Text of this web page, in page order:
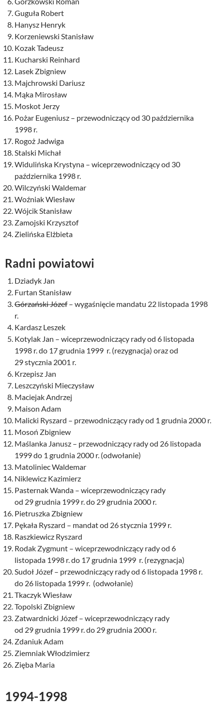
Guguła Robert
Hanysz Henryk
Korzeniewski Stanisław
Kozak Tadeusz
Kucharski Reinhard
Lasek Zbigniew
Majchrowski Dariusz
Mąka Mirosław
Moskot Jerzy
Pożar Eugeniusz – przewodniczący od 30 października
1998 r.
Rogoż Jadwiga
Stalski Michał
Widulińska Krystyna – wiceprzewodniczący od 30
października 1998 r.
Wilczyński Waldemar
Woźniak Wiesław
Wójcik Stanisław
Zamojski Krzysztof
Zielińska Elżbieta
Radni powiatowi
Dziadyk Jan
Furtan Stanisław
Górzański Józef– wygaśnięcie mandatu 22 listopada 1998
r.
Kardasz Leszek
Kotylak Jan – wiceprzewodniczący rady od 6 listopada
1998 r. do 17 grudnia 1999 r. (rezygnacja) oraz od
29 stycznia 2001 r.
Krzepisz Jan
Leszczyński Mieczysław
Maciejak Andrzej
Maison Adam
Malicki Ryszard – przewodniczący rady od 1 grudnia 2000 r.
Mosoń Zbigniew
Maślanka Janusz – przewodniczący rady od 26 listopada
1999 do 1 grudnia 2000 r. (odwołanie)
Matoliniec Waldemar
Niklewicz Kazimierz
Pasternak Wanda – wiceprzewodniczący rady
od 29 grudnia 1999 r. do 29 grudnia 2000 r.
Pietruszka Zbigniew
Pękała Ryszard – mandat od 26 stycznia 1999 r.
Raszkiewicz Ryszard
Rodak Zygmunt – wiceprzewodniczący rady od 6
listopada 1998 r. do 17 grudnia 1999 r. (rezygnacja)
Sudoł Józef – przewodniczący rady od 6 listopada 1998 r.
do 26 listopada 1999 r. (odwołanie)
Tkaczyk Wiesław
Topolski Zbigniew
Zatwardnicki Józef – wiceprzewodniczący rady
od 29 grudnia 1999 r. do 29 grudnia 2000 r.
Zdaniuk Adam
Ziemniak Włodzimierz
Zięba Maria
1994-1998